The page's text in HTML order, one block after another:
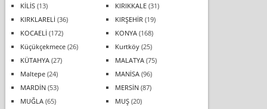
KİLİS(13) KIRIKKALE(31)
KIRKLARELİ (36) KIRŞEHİR (19)
KOCAELİ (172) KONYA(168)
Küçükçekmece(26) Kurtköy(25)
KÜTAHYA(27) MALATYA(75)
Maltepe(24) MANİSA(96)
MARDİN(53) MERSİN(87)
MUĞLA(65) MUŞ(20)